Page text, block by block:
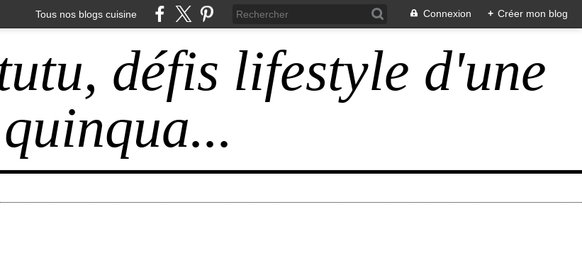
Tous nos blogs cuisine Connexion + Créer mon blog
défis lifestyle d'une
quinqua...